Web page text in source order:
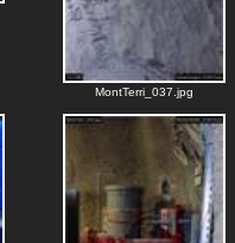
MontTerri_037.jpg